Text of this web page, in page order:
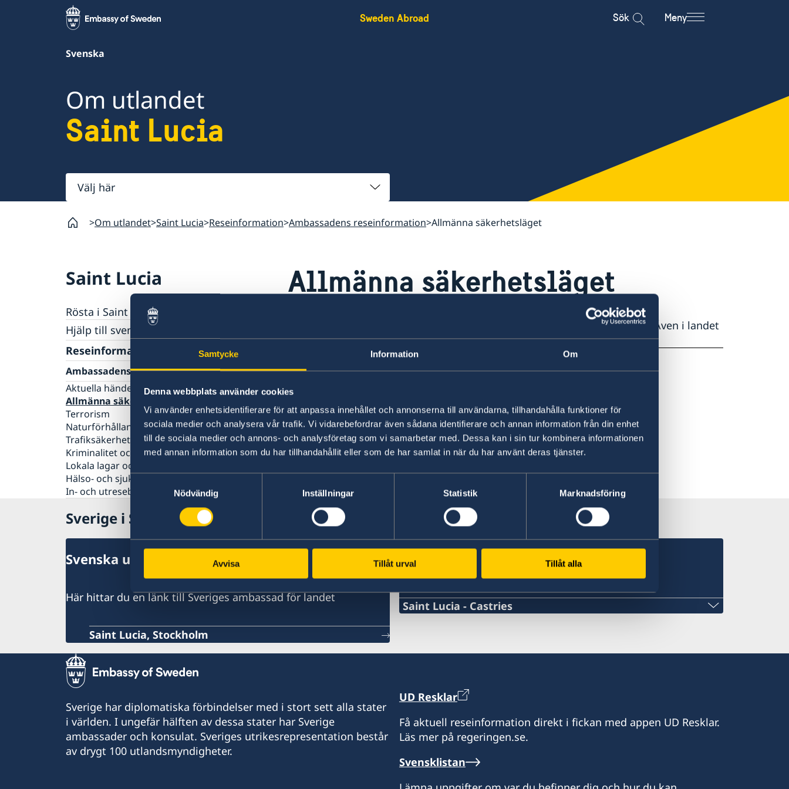
Samtycke Information Om
Denna webbplats använder cookies
Vi använder enhetsidentifierare för att anpassa innehållet och annonserna till användarna, tillhandahålla funktioner för
sociala medier och analysera vår trafik. Vi vidarebefordrar även sådana identifierare och annan information från din enhet
till de sociala medier och annons- och analysföretag som vi samarbetar med. Dessa kan i sin tur kombinera informationen
med annan information som du har tillhandahållit eller som de har samlat in när du har använt deras tjänster.
Samtyckesval
Nödvändig
Inställningar Statistik Marknadsföring
Avvisa Tillåt urval Tillåt alla
Sweden Abroad Sök Meny
Svenska
Om utlandet
Saint Lucia
Välj
här
Om utlandet Saint Lucia Reseinformation Ambassadens reseinformation Allmänna säkerhetsläget
Saint Lucia
Rösta i Saint Lucia
Hjälp till svenskar i Saint Lucia
Rösta i Saint Lucia
Pass utomlands
Förlust av pass
Legaliseringar/apostille
Gifta sig utomlands
Reseinformation
Ambassadens reseinformation
Aktuella händelser
Allmänna säkerhetsläget
Terrorism
Naturförhållanden och katastrofer
Trafiksäkerhet
Kriminalitet och personlig säkerhet
Lokala lagar och sedvänjor
Hälso- och sjukvård
In- och utresebestämmelser
Allmänna säkerhetsläget
Landet har många turistanläggningar där säkerheten i allmänhet är god. Även i landet
i övrigt är säkerheten tillfredsställande.
Senast uppdaterad 09 juli 2026, 10.54
Sverige i Saint Lucia
Svenska utlandsmyndigheter för landet
Här hittar du en länk till Sveriges ambassad för landet
Saint Lucia, Stockholm
Svenska honorärkonsulat för landet
Svenska konsulat för landet.
Saint Lucia - Castries
mdesir@athenalawslu.com
Honorary Consulate of Sweden
Unit 6 Chakiro Court
Castries
Saint Lucia
Sverige har diplomatiska förbindelser med i stort sett alla stater
i världen. I ungefär hälften av dessa stater har Sverige
ambassader och konsulat. Sveriges utrikesrepresentation består
av drygt 100 utlandsmyndigheter.
UD Resklar
Få aktuell reseinformation direkt i fickan med appen UD Resklar.
Läs mer på regeringen.se.
Svensklistan